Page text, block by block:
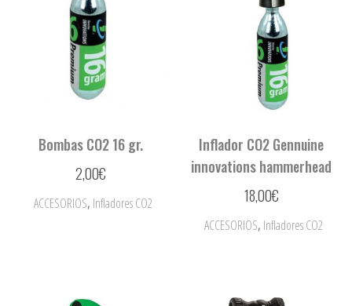
Bombas CO2 16 gr.
2,00€
ACCESORIOS, Infladores CO2
Inflador CO2 Gennuine
innovations hammerhead
18,00€
ACCESORIOS, Infladores CO2